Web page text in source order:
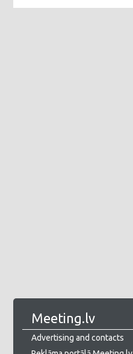
Meeting.lv
Advertising and contacts